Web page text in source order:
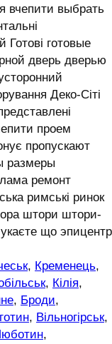
вчепити выбрать
Готові готовые
дверь дверью
Деко-Сіті
проем
пропускают
размеры
ремонт
римські ринок
штори штори-
що эпицентр
, Кременець,
, Кілія,
, Броди,
, Вільногірськ,
,